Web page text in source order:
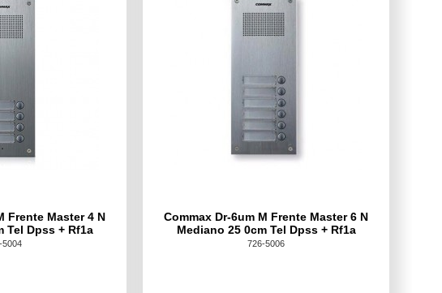
Frente Master 4 N
Tel Dpss + Rf1a
5004
Commax Dr-6um M Frente Master 6 N
Mediano 25 0cm Tel Dpss + Rf1a
726-5006